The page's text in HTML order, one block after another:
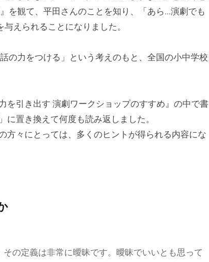
を観て、平田さんのことを知り、「あら…演劇でも
えられることになりました。
の力をつける」という考えのもと、全国の小中学校
を引き出す 演劇ワークショップのすすめ』の中で書
置き換えて何度も読み返しました。
方々にとっては、多くのヒントが得られる内容にな
その定義は非常に曖昧です。曖昧でいいとも思って